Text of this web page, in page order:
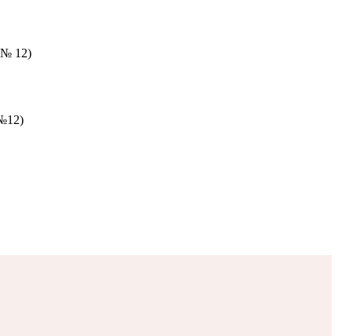
№ 12)